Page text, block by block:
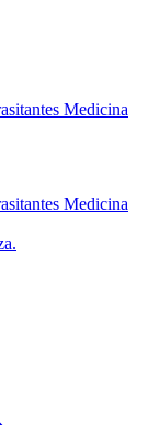
Medicina
Medicina